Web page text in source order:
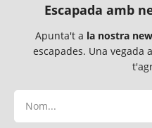
Escapada amb
Apunta't a la nostra
escapades. Una vegada